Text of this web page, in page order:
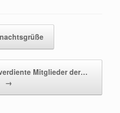
Mitglieder der…
→